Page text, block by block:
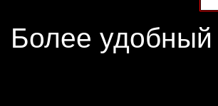
Более